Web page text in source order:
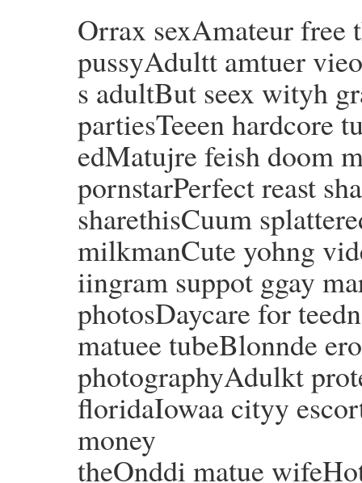
Orrax sexAmateur free
pussyAdultt amtuer
s adultBut seex wityh
partiesTeeen hardcore
edMatujre feish doom
pornstarPerfect reast
sharethisCuum
milkmanCute yohng
iingram suppot ggay
photosDaycare for
matuee tubeBlonnde
photographyAdulkt
floridaIowaa cityy
money
theOnddi matue